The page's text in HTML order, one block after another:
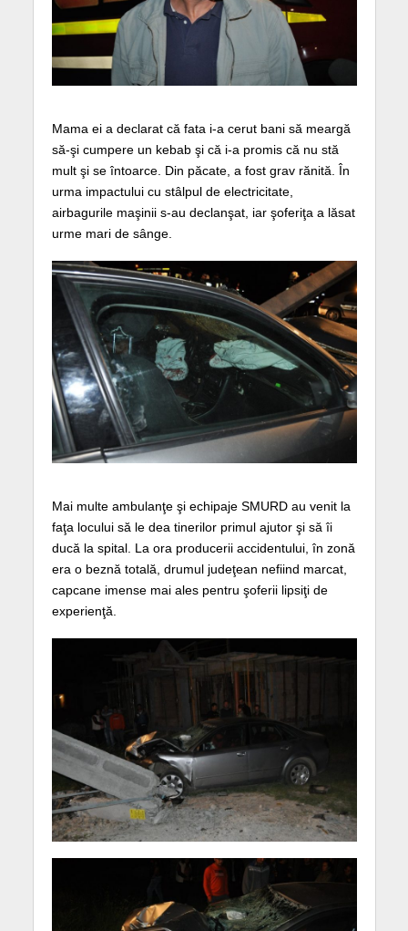
Mama ei a declarat că fata i-a cerut bani să meargă
să-şi cumpere un kebab şi că i-a promis că nu stă
mult şi se întoarce. Din păcate, a fost grav rănită. În
urma impactului cu stâlpul de electricitate,
airbagurile maşinii s-au declanşat, iar şoferiţa a lăsat
urme mari de sânge.
Mai multe ambulanţe şi echipaje SMURD au venit la
faţa locului să le dea tinerilor primul ajutor şi să îi
ducă la spital. La ora producerii accidentului, în zonă
era o beznă totală, drumul judeţean nefiind marcat,
capcane imense mai ales pentru şoferii lipsiţi de
experienţă.